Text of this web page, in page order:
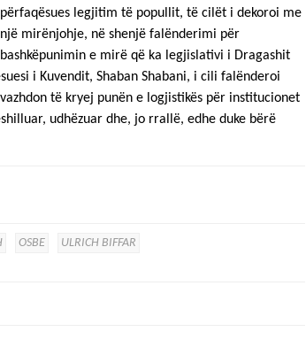
përfaqësues legjitim të popullit, të cilët i dekoroi me
një mirënjohje, në shenjë falënderimi për
bashkëpunimin e mirë që ka legjislativi i Dragashit
i Kuvendit, Shaban Shabani, i cili falënderoi
të kryej punën e logjistikës për institucionet
udhëzuar dhe, jo rrallë, edhe duke bërë
OSBE ULRICH BIFFAR